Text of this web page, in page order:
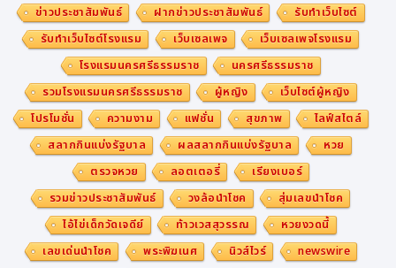
ข่าวประชาสัมพันธ์ ฝากข่าวประชาสัมพันธ์
รับทำเว็บไซต์
รับทำเว็บไซต์โรงแรม
เว็บเซลเพจ
เว็บเซลเพจโรงแรม
โรงแรมนครศรีธรรมราช
นครศรีธรรมราช
รวมโรงแรมนครศรีธรรมราช
ผู้หญิง
เว็บไซต์ผู้หญิง
โปรโมชั่น
ความงาม แฟชั่น สุขภาพ
ไลฟ์สไตล์
สลากกินแบ่งรัฐบาล
ผลสลากกินแบ่งรัฐบาล
หวย
ตรวจหวย
ลอตเตอรี่
เรียงเบอร์
รวมข่าวประชาสัมพันธ์
วงล้อนำโชค
สุ่มเลขนำโชค
ไอ้ไข่เด็กวัดเจดีย์
ท้าวเวสสุวรรณ
หวยงวดนี้
เลขเด่นนำโชค
พระพิฆเนศ นิวส์ไวร์
newswire